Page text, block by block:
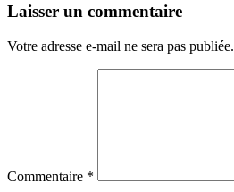
Laisser un commentaire
Votre adresse e-mail ne sera pas publiée.
Commentaire *